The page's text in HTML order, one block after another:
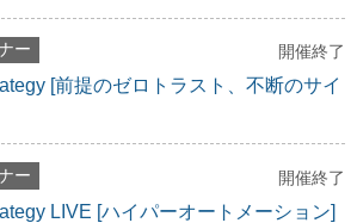
ー 開催終了
[前提のゼロトラスト、不断のサイ
ー 開催終了
LIVE [ハイパーオートメーション]